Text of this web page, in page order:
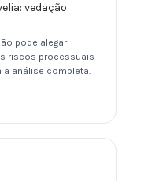
vedação
pode alegar
riscos processuais
a análise completa.